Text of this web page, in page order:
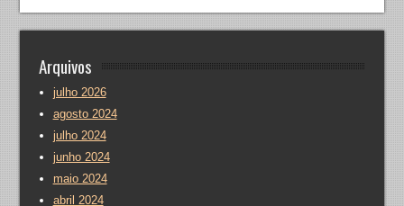
Arquivos
julho 2026
agosto 2024
julho 2024
junho 2024
maio 2024
abril 2024